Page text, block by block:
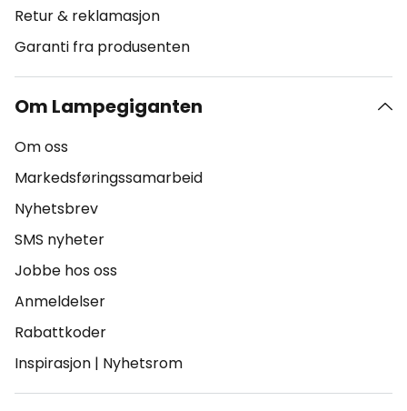
Retur & reklamasjon
Garanti fra produsenten
Om Lampegiganten
Om oss
Markedsføringssamarbeid
Nyhetsbrev
SMS nyheter
Jobbe hos oss
Anmeldelser
Rabattkoder
Inspirasjon | Nyhetsrom